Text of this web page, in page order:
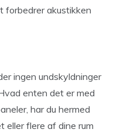
forbedrer akustikken
ingen undskyldninger
enten det er med
har du hermed
eller flere af dine rum